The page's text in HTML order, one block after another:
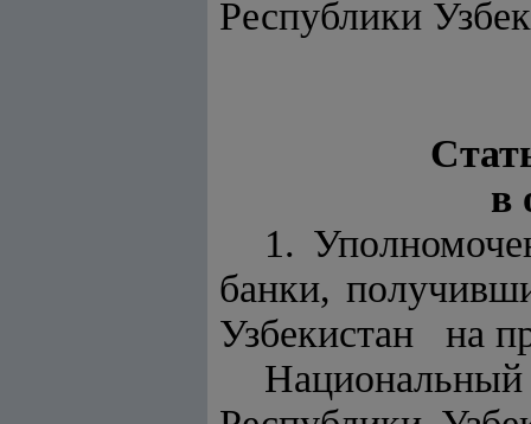
Республики
в
1.
банки,
Узбекистан на